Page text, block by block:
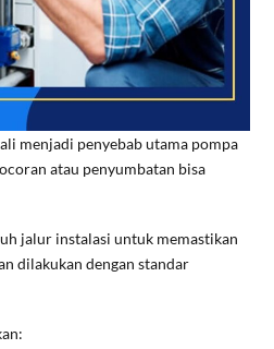
menjadi penyebab utama pompa
atau penyumbatan bisa
jalur instalasi untuk memastikan
dilakukan dengan standar